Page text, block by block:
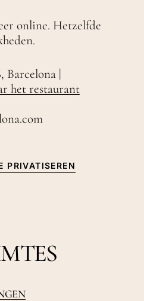
online. Hetzelfde
|
het restaurant
PRIVATISEREN